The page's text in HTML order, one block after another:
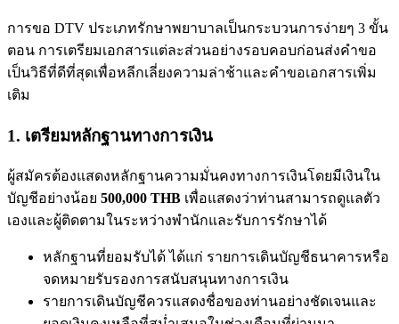
การขอ DTV ประเภทรักษาพยาบาลเป็นกระบวนการง่ายๆ 3 ขั้น
ตอน การเตรียมเอกสารแต่ละส่วนอย่างรอบคอบก่อนส่งคำขอ
เป็นวิธีที่ดีที่สุดเพื่อหลีกเลี่ยงความล่าช้าและคำขอเอกสารเพิ่ม
เติม
1. เตรียมหลักฐานทางการเงิน
ผู้สมัครต้องแสดงหลักฐานความมั่นคงทางการเงินโดยมีเงินใน
บัญชีอย่างน้อย 500,000 THB เพื่อแสดงว่าท่านสามารถดูแลตัว
เองและผู้ติดตามในระหว่างพำนักและรับการรักษาได้
หลักฐานที่ยอมรับได้ ได้แก่ รายการเดินบัญชีธนาคารหรือ
จดหมายรับรองการสนับสนุนทางการเงิน
รายการเดินบัญชีควรแสดงชื่อของท่านอย่างชัดเจนและ